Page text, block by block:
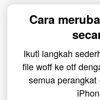
Cara
Ikuti langkah
file woff ke otf
semua